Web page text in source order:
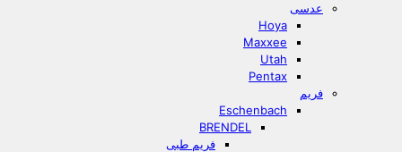
عدسی
Hoya
Maxxee
Utah
Pentax
فریم
Eschenbach
BRENDEL
فریم طبی